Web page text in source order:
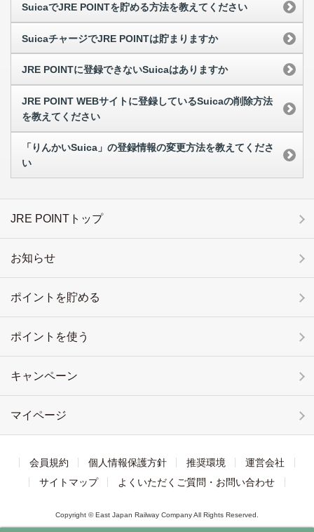
SuicaでJRE POINTを貯める方法を教えてください
SuicaチャージでJRE POINTは貯まりますか
JRE POINTに登録できないSuicaはありますか
JRE POINT WEBサイトに登録しているSuicaの削除方法
を教えてください
「りんかいSuica」の登録情報の変更方法を教えてくださ
い
JRE POINTトップ
お知らせ
ポイントを貯める
ポイントを使う
キャンペーン
マイページ
会員規約 個人情報保護方針 推奨環境
運営会社
サイトマップ
よくいただくご質問・お問い合わせ
Copyright © East Japan Railway Company All Rights Reserved.